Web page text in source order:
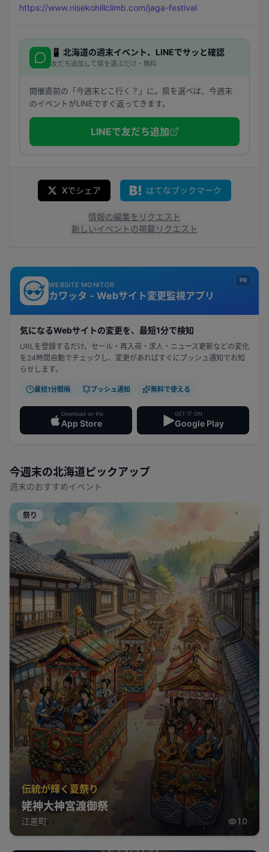
https://www.nisekohillclimb.com/jaga-festival
📱 北海道の週末イベント、LINEでサッと確認
友だち追加して県を選ぶだけ・無料
開催直前の「今週末どこ行く？」に。県を選べば、今週末
のイベントがLINEですぐ返ってきます。
LINEで友だち追加
Xでシェア はてなブックマーク
情報の編集をリクエスト
新しいイベントの掲載リクエスト
PR
WEBSITE MONITOR
カワッタ - Webサイト変更監視アプリ
気になるWebサイトの変更を、最短1分で検知
URLを登録するだけ。セール・再入荷・求人・ニュース更新などの変化
を24時間自動でチェックし、変更があればすぐにプッシュ通知でお知
らせします。
最短1分間隔 プッシュ通知 無料で使える
Download on the
App Store
GET IT ON
Google Play
今週末の北海道 ピックアップ
週末のおすすめイベント
祭り
伝統が輝く夏祭り
姥神大神宮渡御祭
江差町 10